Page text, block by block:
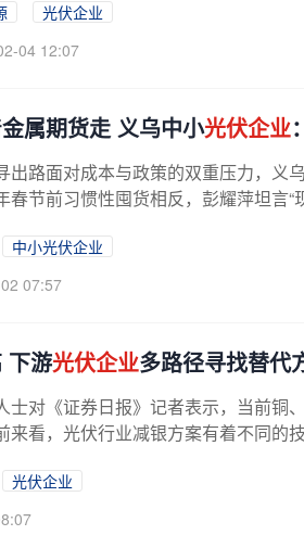
光伏企业
04 12:07
属期货走 义乌中小光伏企业
出路面对成本与政策的双重压力，义
春节前习惯性囤货相反，彭耀萍坦言
中小光伏企业
07:57
下游光伏企业多路径寻找替代
士对《证券日报》记者表示，当前铜
来看，光伏行业减银方案有着不同的
光伏企业